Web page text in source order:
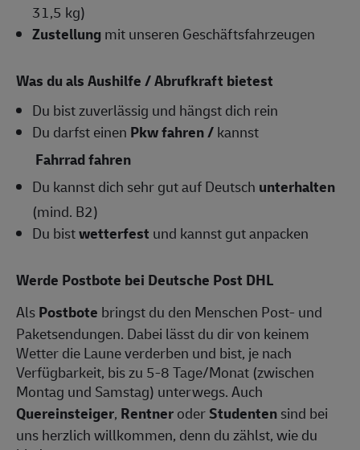
31,5 kg)
Zustellungmit unseren Geschäftsfahrzeugen
Was du als Aushilfe / Abrufkraft bietest
Du bist zuverlässig und hängst dich rein
Du darfst einen Pkw fahren /kannst
Fahrrad fahren
Du kannst dich sehr gut auf Deutsch unterhalten
(mind. B2)
Du bistwetterfest und kannst gut anpacken
Werde Postbote bei Deutsche Post DHL
AlsPostbote bringst du den Menschen Post- und
Paketsendungen. Dabei lässt du dir von keinem
Wetter die Laune verderben und bist, je nach
Verfügbarkeit, bis zu 5-8 Tage/Monat (zwischen
Montag und Samstag) unterwegs. Auch
Quereinsteiger, RentneroderStudentensind bei
uns herzlich willkommen, denn du zählst, wie du